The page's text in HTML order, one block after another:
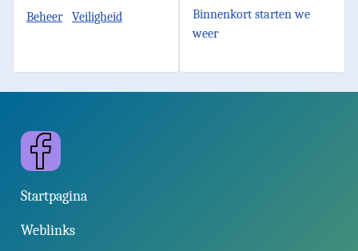
Beheer Veiligheid
Binnenkort starten we
weer
Facebook
Startpagina
Weblinks